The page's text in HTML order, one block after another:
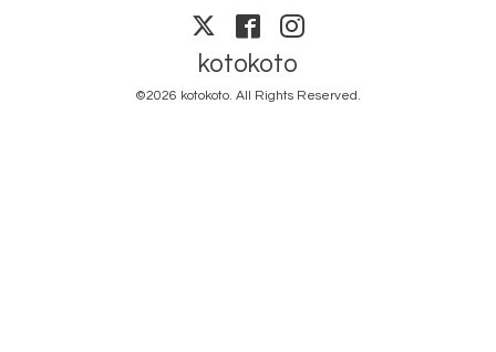
kotokoto
©2026 kotokoto. All Rights Reserved.